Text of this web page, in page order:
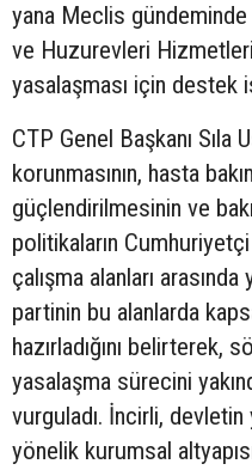
yana Meclis
ve Huzurevleri
yasalaşması için destek
CTP Genel Başkanı Sıla
korunmasının, hasta
güçlendirilmesinin ve
politikaların
çalışma alanları
partinin bu alanlarda
hazırladığını belirterek,
yasalaşma sürecini
vurguladı. İncirli, devletin
yönelik kurumsal